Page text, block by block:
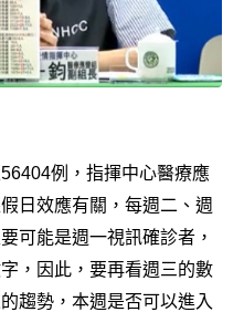
例，指揮中心醫療應
日效應有關，每週二、週
可能是週一視訊確診者，
，因此，要再看週三的數
趨勢，本週是否可以進入